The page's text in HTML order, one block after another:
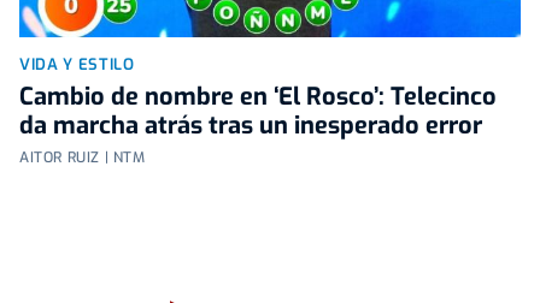
VIDA Y ESTILO
Cambio de nombre en ‘El Rosco’: Telecinco
da marcha atrás tras un inesperado error
AITOR RUIZ | NTM